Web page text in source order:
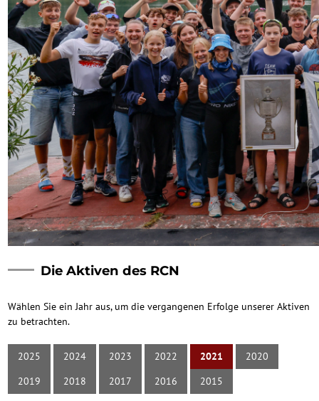
Die Aktiven des RCN
Wählen Sie ein Jahr aus, um die vergangenen Erfolge unserer Aktiven
zu betrachten.
2025 2024 2023 2022 2021
2020
2019
2018 2017 2016 2015